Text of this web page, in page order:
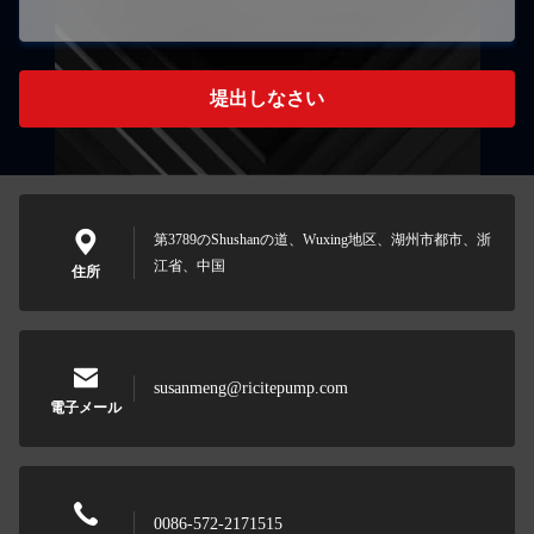
堤出しなさい
住所
第3789のShushanの道、Wuxing地区、湖州市都市、浙
江省、中国
電子メール
susanmeng@ricitepump.com
0086-572-2171515